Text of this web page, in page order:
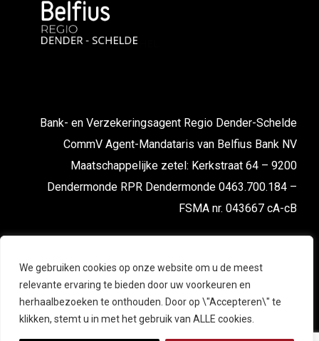
We gebruiken cookies op onze website om u de meest
relevante ervaring te bieden door uw voorkeuren en
herhaalbezoeken te onthouden. Door op \"Accepteren\" te
klikken, stemt u in met het gebruik van ALLE cookies.
Bank- en Verzekeringsagent Regio Dender-Schelde
CommV Agent-Mandataris van Belfius Bank NV
Maatschappelijke zetel: Kerkstraat 64 – 9200
Dendermonde RPR Dendermonde 0463.700.184 –
FSMA nr. 043667 cA-cB